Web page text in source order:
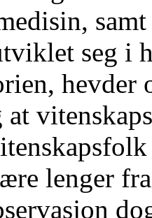
seg i
hevder
at
lenger